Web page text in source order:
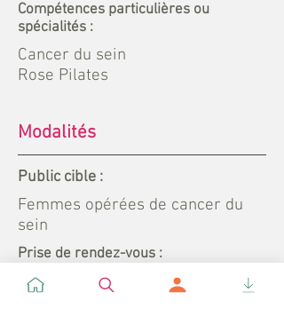
Compétences particulières ou
spécialités :
Cancer du sein
Rose Pilates
Modalités
Public cible :
Femmes opérées de cancer du
sein
Prise de rendez-vous :